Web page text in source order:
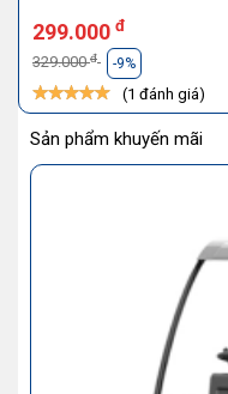
299.000 đ
329.000đ -9%
(1 đánh giá)
Sản phẩm khuyến mãi